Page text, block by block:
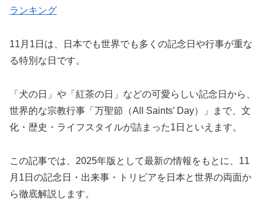
ランキング
11月1日は、日本でも世界でも多くの記念日や行事が重な
る特別な日です。
「犬の日」や「紅茶の日」などの可愛らしい記念日から、
世界的な宗教行事「万聖節（All Saints’ Day）」まで、文
化・歴史・ライフスタイルが詰まった1日といえます。
この記事では、2025年版として最新の情報をもとに、11
月1日の記念日・出来事・トリビアを日本と世界の両面か
ら徹底解説します。